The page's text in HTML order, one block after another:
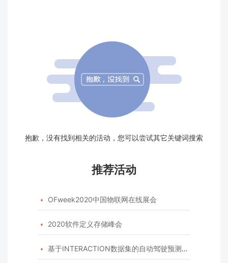
抱歉，没有找到相关的活动，您可以尝试其它关键词搜索
推荐活动
 OFweek2020中国物联网在线展会
 2020软件定义存储峰会
 基于INTERACTION数据集的自动驾驶预测模型挑战赛